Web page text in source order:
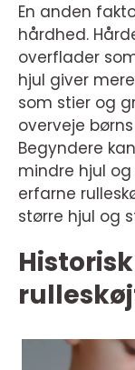
En anden
hårdhed.
overflader
hjul giver
som stier og
overveje
Begyndere
mindre hjul
erfarne
større hjul og